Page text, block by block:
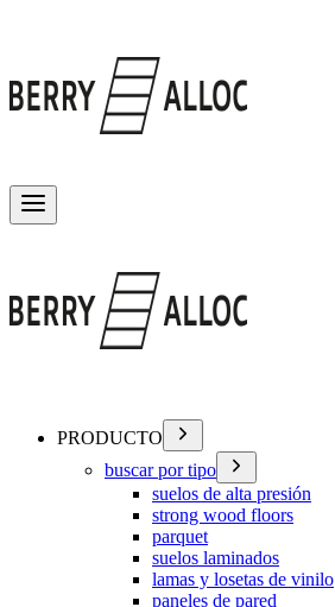
PRODUCTO
buscar por tipo
suelos de alta presión
strong wood floors
parquet
suelos laminados
lamas y losetas de vinilo
paneles de pared